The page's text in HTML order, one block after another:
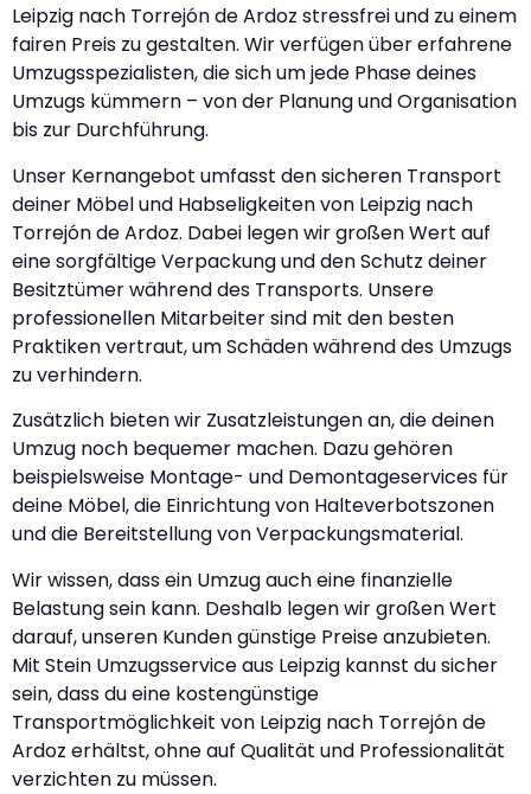
Leipzig nach Torrejón de Ardoz stressfrei und zu einem
fairen Preis zu gestalten. Wir verfügen über erfahrene
Umzugsspezialisten, die sich um jede Phase deines
Umzugs kümmern – von der Planung und Organisation
bis zur Durchführung.
Unser Kernangebot umfasst den sicheren Transport
deiner Möbel und Habseligkeiten von Leipzig nach
Torrejón de Ardoz. Dabei legen wir großen Wert auf
eine sorgfältige Verpackung und den Schutz deiner
Besitztümer während des Transports. Unsere
professionellen Mitarbeiter sind mit den besten
Praktiken vertraut, um Schäden während des Umzugs
zu verhindern.
Zusätzlich bieten wir Zusatzleistungen an, die deinen
Umzug noch bequemer machen. Dazu gehören
beispielsweise Montage- und Demontageservices für
deine Möbel, die Einrichtung von Halteverbotszonen
und die Bereitstellung von Verpackungsmaterial.
Wir wissen, dass ein Umzug auch eine finanzielle
Belastung sein kann. Deshalb legen wir großen Wert
darauf, unseren Kunden günstige Preise anzubieten.
Mit Stein Umzugsservice aus Leipzig kannst du sicher
sein, dass du eine kostengünstige
Transportmöglichkeit von Leipzig nach Torrejón de
Ardoz erhältst, ohne auf Qualität und Professionalität
verzichten zu müssen.